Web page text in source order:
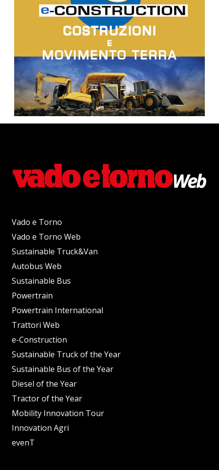
Vado e Torno
Vado e Torno Web
Sustainable Truck&Van
Autobus Web
Sustainable Bus
Powertrain
Powertrain International
Trattori Web
e-Construction
Sustainable Truck of the Year
Sustainable Bus of the Year
Diesel of the Year
Tractor of the Year
Mobility Innovation Tour
Innovation Agri
evenT